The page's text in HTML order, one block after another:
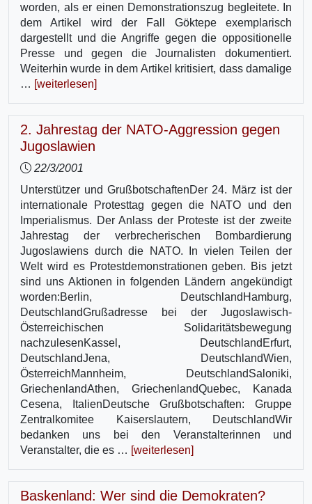
worden, als er einen Demonstrationszug begleitete. In
dem Artikel wird der Fall Göktepe exemplarisch
dargestellt und die Angriffe gegen die oppositionelle
Presse und gegen die Journalisten dokumentiert.
Weiterhin wurde in dem Artikel kritisiert, dass damalige
… [weiterlesen]
2. Jahrestag der NATO-Aggression gegen
Jugoslawien
22/3/2001
Unterstützer und GrußbotschaftenDer 24. März ist der
internationale Protesttag gegen die NATO und den
Imperialismus. Der Anlass der Proteste ist der zweite
Jahrestag der verbrecherischen Bombardierung
Jugoslawiens durch die NATO. In vielen Teilen der
Welt wird es Protestdemonstrationen geben. Bis jetzt
sind uns Aktionen in folgenden Ländern angekündigt
worden:Berlin, DeutschlandHamburg,
DeutschlandGrußadresse bei der Jugoslawisch-
Österreichischen Solidaritätsbewegung
nachzulesenKassel, DeutschlandErfurt,
DeutschlandJena, DeutschlandWien,
ÖsterreichMannheim, DeutschlandSaloniki,
GriechenlandAthen, GriechenlandQuebec, Kanada
Cesena, ItalienDeutsche Grußbotschaften: Gruppe
Zentralkomitee Kaiserslautern, DeutschlandWir
bedanken uns bei den Veranstalterinnen und
Veranstalter, die es … [weiterlesen]
Baskenland: Wer sind die Demokraten?